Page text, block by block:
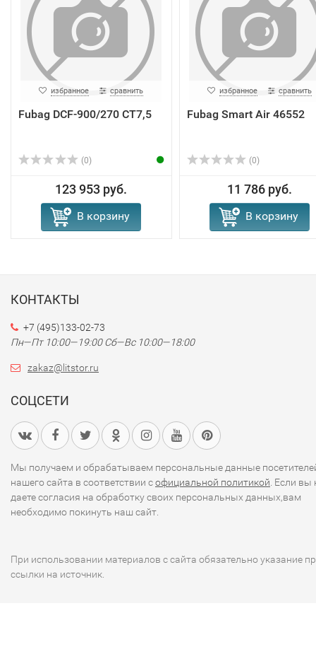
избранное сравнить
Fubag DCF-900/270 CT7,5
(0)
123 953 руб.
В корзину
избранное сравнить
Fubag Smart Air 46552
(0)
11 786 руб.
В корзину
КОНТАКТЫ
+7 (495)133-02-73
Пн—Пт 10:00—19:00 Сб—Вс 10:00—18:00
zakaz@litstor.ru
СОЦСЕТИ
Мы получаем и обрабатываем персональные данные
нашего сайта в соответствии софициальной политикой. Если вы
даете согласия на обработку своих персональных данных,вам
необходимо покинуть наш сайт.
При использовании материалов с сайта обязательно указание
ссылки на источник.